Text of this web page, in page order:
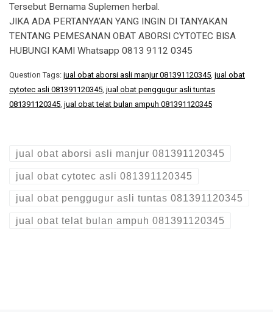
Tersebut Bernama Suplemen herbal.
JIKA ADA PERTANYA’AN YANG INGIN DI TANYAKAN
TENTANG PEMESANAN OBAT ABORSI CYTOTEC BISA
HUBUNGI KAMI Whatsapp 0813 9112 0345
Question Tags: jual obat aborsi asli manjur 081391120345 jual obat
cytotec asli 081391120345 jual obat penggugur asli tuntas
081391120345 jual obat telat bulan ampuh 081391120345
jual obat aborsi asli manjur 081391120345
jual obat cytotec asli 081391120345
jual obat penggugur asli tuntas 081391120345
jual obat telat bulan ampuh 081391120345